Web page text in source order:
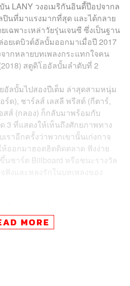
น LANY วงอเมริกันอินดี้ป๊อปจากล
นที่มาแรงมากที่สุด และได้กลาย
ฉพาะเหล่าวัยรุ่นเจนซี ซึ่งเป็นฐาน
ยเดบิวต์อัลบั้มออกมาเมื่อปี 2017
จากหลายบทเพลงกระแทกใจคน
สตูดิโออัลบั้มลำดับที่ 2
อัลบั้มไปสองปีเต็ม ล่าสุดสามหนุ่ม
ด), ชาร์ลส์ เลสลี พรีสต์ (กีตาร์,
สส์ (กลอง) ก็กลับมาพร้อมกับ
3 ที่แสดงให้เห็นถึงศักยภาพทาง
ราอีกครั้งว่าพวกเขานั้นเก่งกาจ
ห้ออกมาฮอตฮิตติดตลาด ฟังง่าย
ชาร์ต Billboard หรือชนะรางวัล
ฟังและหลงรักในบทเพลงของ
ร่วมกับ คิง เฮนรี, ไทเลอร์ จอห์น
ปรดิวเซอร์ชาวอเมริกันผู้เคย
MORE